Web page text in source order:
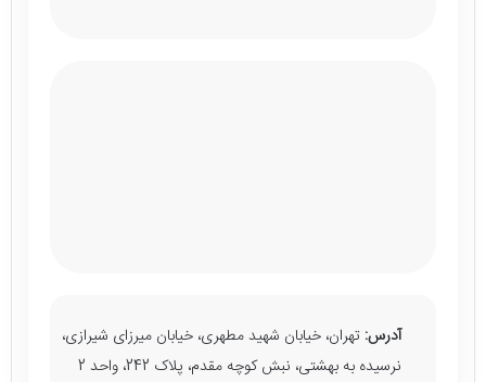
آدرس: تهران، خیابان شهید مطهری، خیابان میرزای شیرازی،
نرسیده به بهشتی، نبش کوچه مقدم، پلاک 242، واحد 2